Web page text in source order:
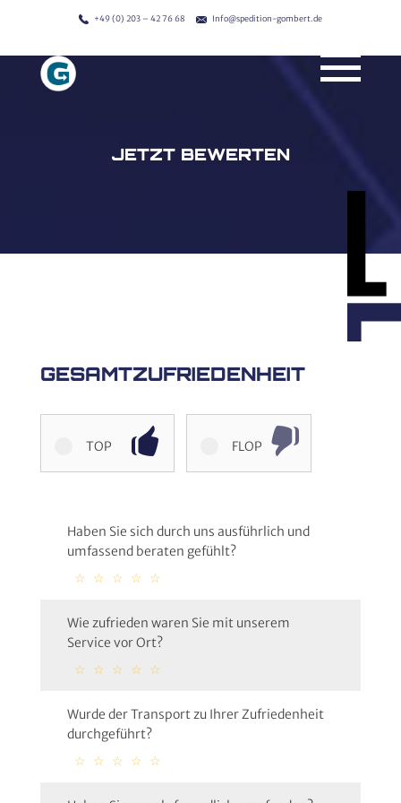
+49 (0) 203 – 42 76 68 Info@spedition-gombert.de
JETZT BEWERTEN
GESAMTZUFRIEDENHEIT
TOP FLOP
Haben Sie sich durch uns ausführlich und
umfassend beraten gefühlt?
☆
☆
☆
☆
☆
Wie zufrieden waren Sie mit unserem
Service vor Ort?
☆
☆
☆
☆
☆
Wurde der Transport zu Ihrer Zufriedenheit
durchgeführt?
☆
☆
☆
☆
☆